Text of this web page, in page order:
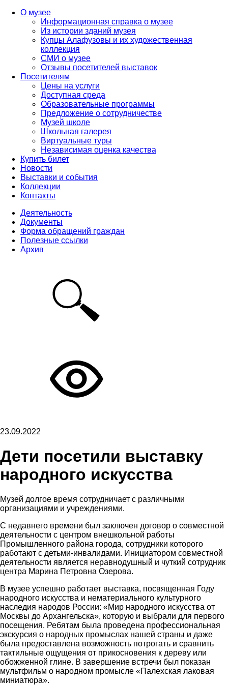
О музее
Информационная справка о музее
Из истории зданий музея
Купцы Алафузовы и их художественная
коллекция
СМИ о музее
Отзывы посетителей выставок
Посетителям
Цены на услуги
Доступная среда
Образовательные программы
Предложение о сотрудничестве
Музей школе
Школьная галерея
Виртуальные туры
Независимая оценка качества
Купить билет
Новости
Выставки и события
Коллекции
Контакты
Деятельность
Документы
Форма обращений граждан
Полезные ссылки
Архив
23.09.2022
Дети посетили выставку
народного искусства
Музей долгое время сотрудничает с различными
организациями и учреждениями.
С недавнего времени был заключен договор о совместной
деятельности с центром внешкольной работы
Промышленного района города, сотрудники которого
работают с детьми-инвалидами. Инициатором совместной
деятельности является неравнодушный и чуткий сотрудник
центра Марина Петровна Озерова.
В музее успешно работает выставка, посвященная Году
народного искусства и нематериального культурного
наследия народов России: «Мир народного искусства от
Москвы до Архангельска», которую и выбрали для первого
посещения. Ребятам была проведена профессиональная
экскурсия о народных промыслах нашей страны и даже
была предоставлена возможность потрогать и сравнить
тактильные ощущения от прикосновения к дереву или
обожженной глине. В завершение встречи был показан
мультфильм о народном промысле «Палехская лаковая
миниатюра».